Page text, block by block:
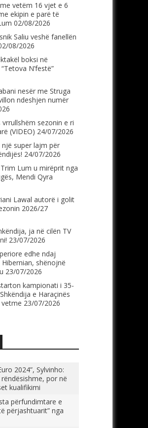
vetëm 16 vjet e 6
ekipin e parë të
02/08/2026
Saliu veshë fanellën
08/2026
boksi në
N’festë”
nesër me Struga
ndeshjen numër
vrrullshëm sezonin e ri
(VIDEO) 24/07/2026
super lajm për
24/07/2026
Lum u mirëprit nga
Mendi Qyra
Lawal autorë i golit
2026/27
ja në cilën TV
23/07/2026
edhe ndaj
shënojnë
23/07/2026
kampionati i 35-
e Haraçinës
23/07/2026
2024”, Sylvinho:
por në
kualifikimi
përfundimtare e
përjashtuarit” nga